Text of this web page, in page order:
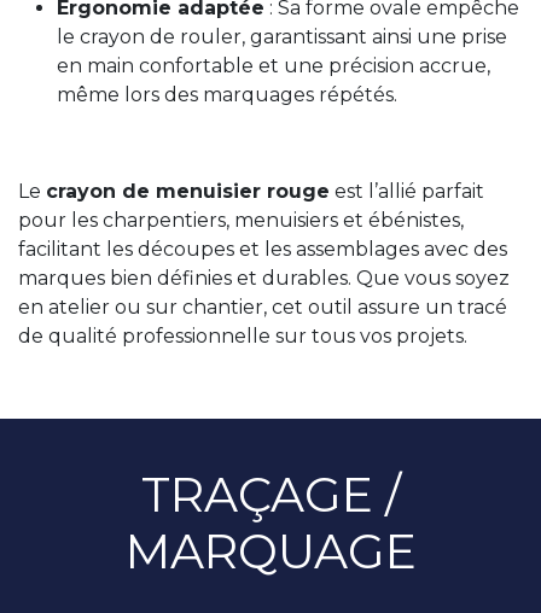
Ergonomie adaptée : Sa forme ovale empêche
le crayon de rouler, garantissant ainsi une prise
en main confortable et une précision accrue,
même lors des marquages répétés.
Le crayon de menuisier rouge est l’allié parfait
pour les charpentiers, menuisiers et ébénistes,
facilitant les découpes et les assemblages avec des
marques bien définies et durables. Que vous soyez
en atelier ou sur chantier, cet outil assure un tracé
de qualité professionnelle sur tous vos projets.
TRAÇAGE /
MARQUAGE